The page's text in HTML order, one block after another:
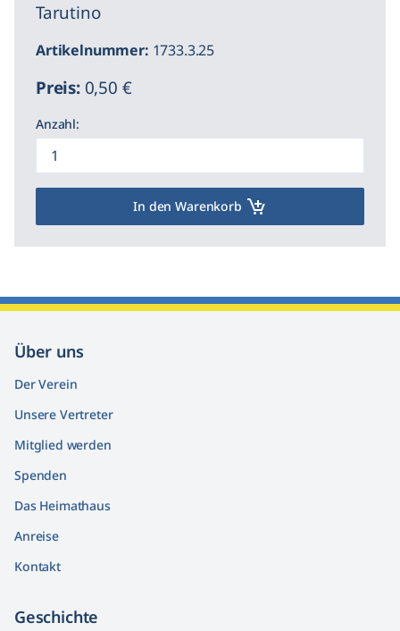
Tarutino
Artikelnummer: 1733.3.25
Preis:0,50 €
Anzahl:
In den Warenkorb
Über uns
Der Verein
Unsere Vertreter
Mitglied werden
Spenden
Das Heimathaus
Anreise
Kontakt
Geschichte